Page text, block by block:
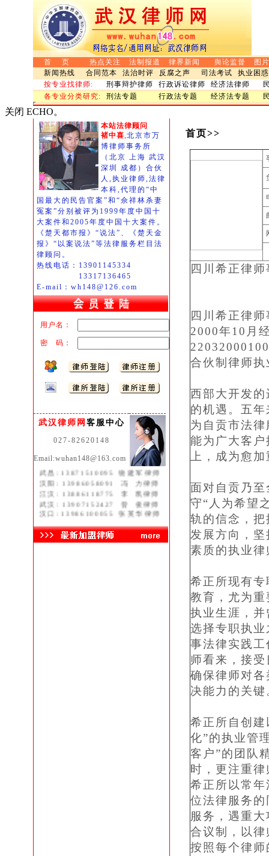
首 页 热点关注 法制报道 律界新闻 舆论监督
图
新闻热线
合同范本 法治时评 反腐之声 司法考试
执业困惑
按专业找律师: 刑事辩护律师 行政诉讼律师 经济法律师
各专业分类研究:
刑法专题 行政法专题 经济法专题
关闭 ECHO。
本站法律顾问
褚中喜,北京市万
博律师事务所
（北京 上海 武汉
深圳 成都）合伙
人,执业律师,法律
本科,代理的“中
国最大的民告官案”和“佘祥林杀妻
冤案”分别被评为1999年度中国十
大案件和2005年度中国十大案件。
《楚天都市报》“说法”、《楚天金
报》“以案说法”等法律服务栏目法
律顾问。
热线电话：13901145334
13317136465
E-mail：wh148@126.com
用户名：
密 码：
武汉律师网 客服中心
027-82620148
Email:wuhan148@163.com
湖北: 13071299876 褚中喜律师
武昌:
13871510095
饶建军律师
汉阳:
13986058091
冯 力律师
江汉:
13886118775
李 凯律师
武汉:
13907152427
曾 俊律师
汉口:
13986100055 张英华律师
首页>>
四川希正律
四川希正律
2000年10月
合伙制律师
西部大开发
的机遇。五
为自贡市法
能为广大客
上，成为愈
面对自贡乃
守“人为希望
轨的信念，
发展方向，
素质的执业
希正所现有
教育，尤为
执业生涯，
选择专职执
事法律实践
师看来，接
确保律师对
决能力的关
希正所自创
化”的执业管
客户”的团队
时，更注重
希正所以常
位法律服务
服务，遇重
合议制，以
按照每个律